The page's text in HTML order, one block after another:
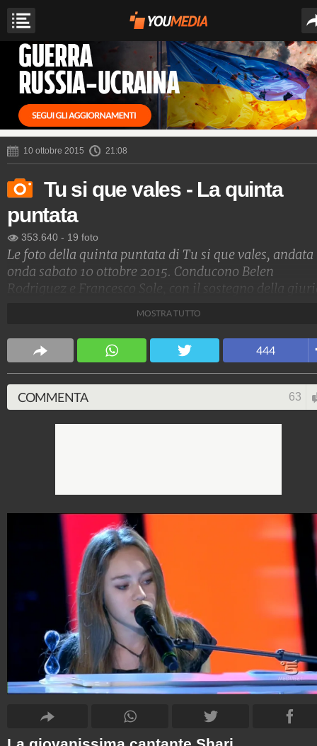
10 ottobre 2015 21:08
Tu si que vales - La quinta
puntata
353.640 - 19 foto
Le foto della quinta puntata di Tu si que vales,
onda sabato 10 ottobre 2015. Conducono Belen
Rodriguez e Francesco Sole, con il sostegno della
Spettacolo Fanpage
MOSTRA TUTTO
444
COMMENTA 63